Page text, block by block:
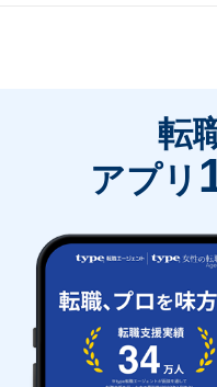
転
アプリ